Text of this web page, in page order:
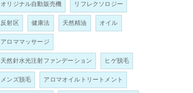
オリジナル自動販売機 リフレクソロジー
反射区 健康法 天然精油 オイル
アロママッサージ
天然針水光注射ファンデーション ヒゲ脱毛
メンズ脱毛 アロマオイルトリートメント